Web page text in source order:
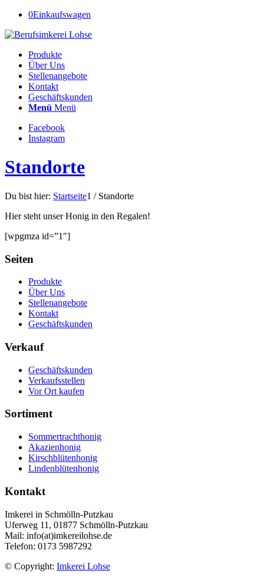
0Einkaufswagen
Produkte
Über Uns
Stellenangebote
Kontakt
Geschäftskunden
Menü Menü
Facebook
Instagram
Standorte
Du bist hier: Startseite1 / Standorte
Hier steht unser Honig in den Regalen!
[wpgmza id=”1″]
Seiten
Produkte
Über Uns
Stellenangebote
Kontakt
Geschäftskunden
Verkauf
Geschäftskunden
Verkaufsstellen
Vor Ort kaufen
Sortiment
Sommertrachthonig
Akazienhonig
Kirschblütenhonig
Lindenblütenhonig
Kontakt
Imkerei in Schmölln-Putzkau
Uferweg 11, 01877 Schmölln-Putzkau
Mail: info(at)imkereilohse.de
Telefon: 0173 5987292
© Copyright: Imkerei Lohse